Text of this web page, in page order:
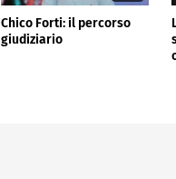
Chico Forti: il percorso
giudiziario